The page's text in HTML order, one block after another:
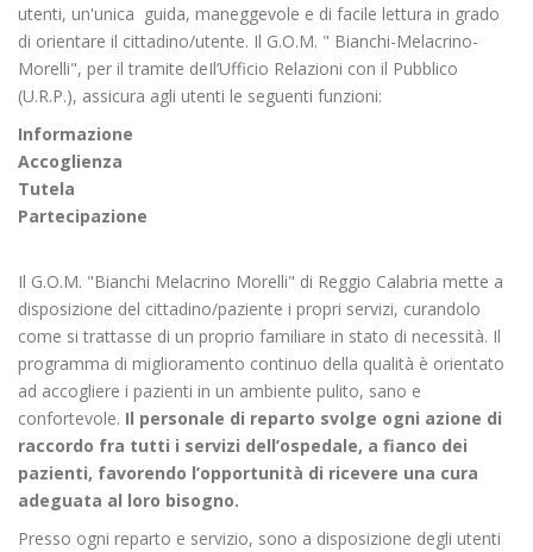
utenti, un'unica guida, maneggevole e di facile lettura in grado
di orientare il cittadino/utente. Il G.O.M. " Bianchi-Melacrino-
Morelli", per il tramite deIl’Ufficio Relazioni con il Pubblico
(U.R.P.), assicura agli utenti le seguenti funzioni:
Informazione
Accoglienza
Tutela
Partecipazione
Il G.O.M. "Bianchi Melacrino Morelli" di Reggio Calabria mette a
disposizione del cittadino/paziente i propri servizi, curandolo
come si trattasse di un proprio familiare in stato di necessità. Il
programma di miglioramento continuo della qualità è orientato
ad accogliere i pazienti in un ambiente pulito, sano e
confortevole. Il personale di reparto svolge ogni azione di
raccordo fra tutti i servizi dell’ospedale, a fianco dei
pazienti, favorendo l’opportunità di ricevere una cura
adeguata al loro bisogno.
Presso ogni reparto e servizio, sono a disposizione degli utenti